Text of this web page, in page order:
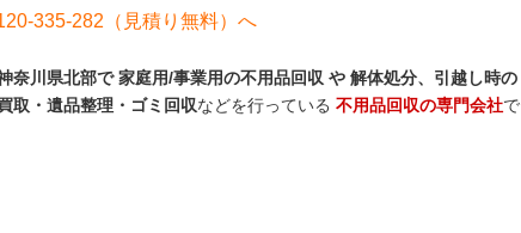
335-282（見積り無料）へ
奈川県北部で 家庭用/事業用の不用品回収 や 解体処分、引越し時の
取・遺品整理・ゴミ回収などを行っている 不用品回収の専門会社で